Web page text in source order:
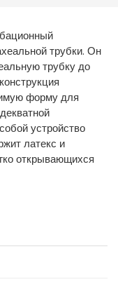
трубки. Он
трубку до
форму для
устройство
латекс и
открывающихся